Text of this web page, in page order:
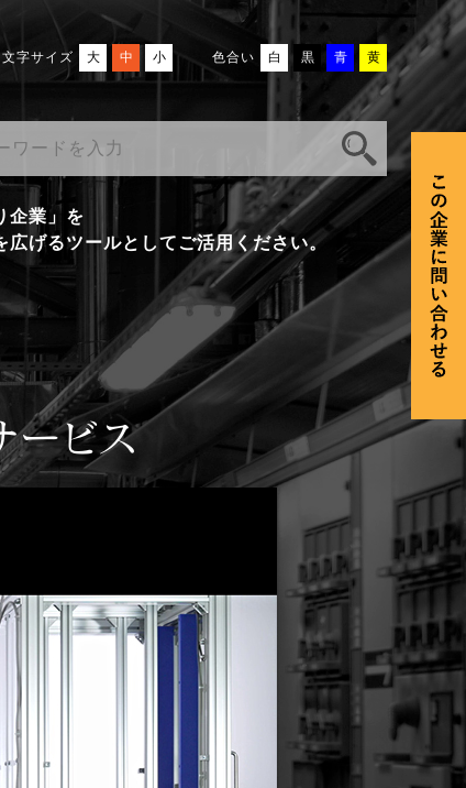
企業」を
広げるツールとしてご活用ください。
文字サイズ 大 中 小 色合い 白 黒 青 黄
ービス